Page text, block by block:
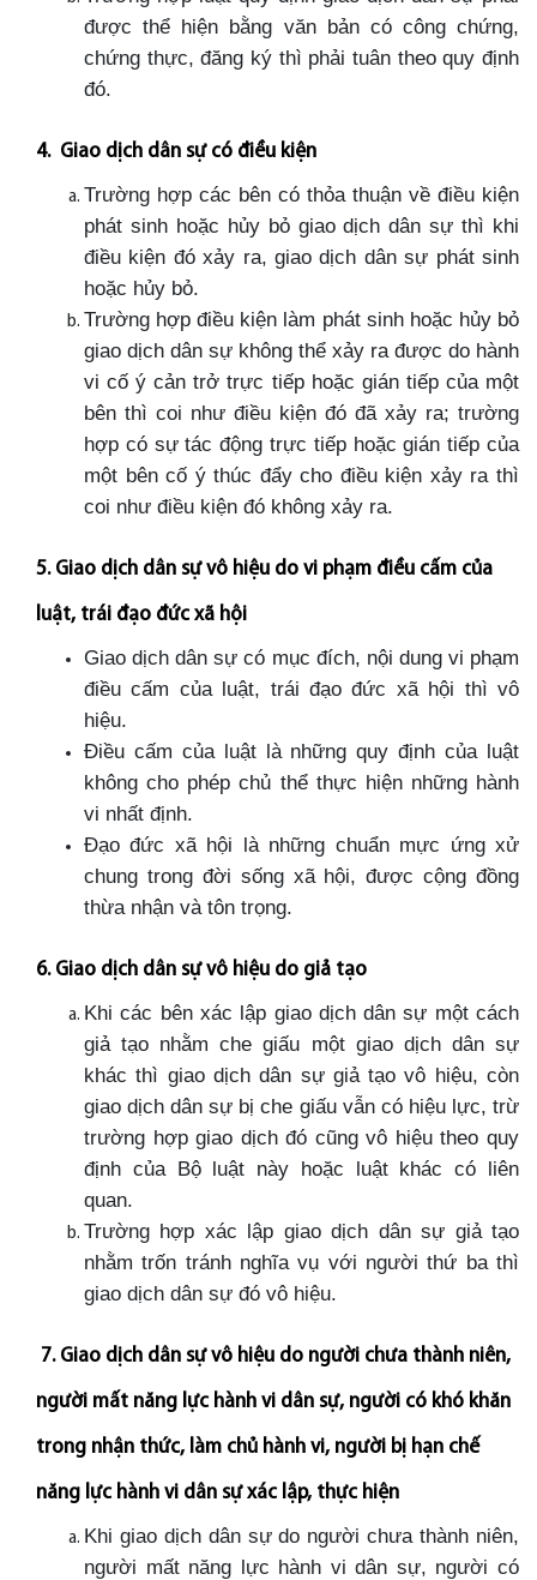
được thể hiện bằng văn bản có công chứng,
chứng thực, đăng ký thì phải tuân theo quy định
đó.
4. Giao dịch dân sự có điều kiện
Trường hợp các bên có thỏa thuận về điều kiện
phát sinh hoặc hủy bỏ giao dịch dân sự thì khi
điều kiện đó xảy ra, giao dịch dân sự phát sinh
hoặc hủy bỏ.
Trường hợp điều kiện làm phát sinh hoặc hủy bỏ
giao dịch dân sự không thể xảy ra được do hành
vi cố ý cản trở trực tiếp hoặc gián tiếp của một
bên thì coi như điều kiện đó đã xảy ra; trường
hợp có sự tác động trực tiếp hoặc gián tiếp của
một bên cố ý thúc đẩy cho điều kiện xảy ra thì
coi như điều kiện đó không xảy ra.
5. Giao dịch dân sự vô hiệu do vi phạm điều cấm của
luật, trái đạo đức xã hội
Giao dịch dân sự có mục đích, nội dung vi phạm
điều cấm của luật, trái đạo đức xã hội thì vô
hiệu.
Điều cấm của luật là những quy định của luật
không cho phép chủ thể thực hiện những hành
vi nhất định.
Đạo đức xã hội là những chuẩn mực ứng xử
chung trong đời sống xã hội, được cộng đồng
thừa nhận và tôn trọng.
6. Giao dịch dân sự vô hiệu do giả tạo
Khi các bên xác lập giao dịch dân sự một cách
giả tạo nhằm che giấu một giao dịch dân sự
khác thì giao dịch dân sự giả tạo vô hiệu, còn
giao dịch dân sự bị che giấu vẫn có hiệu lực, trừ
trường hợp giao dịch đó cũng vô hiệu theo quy
định của Bộ luật này hoặc luật khác có liên
quan.
Trường hợp xác lập giao dịch dân sự giả tạo
nhằm trốn tránh nghĩa vụ với người thứ ba thì
giao dịch dân sự đó vô hiệu.
7. Giao dịch dân sự vô hiệu do người chưa thành niên,
người mất năng lực hành vi dân sự, người có khó khăn
trong nhận thức, làm chủ hành vi, người bị hạn chế
năng lực hành vi dân sự xác lập, thực hiện
Khi giao dịch dân sự do người chưa thành niên,
người mất năng lực hành vi dân sự, người có